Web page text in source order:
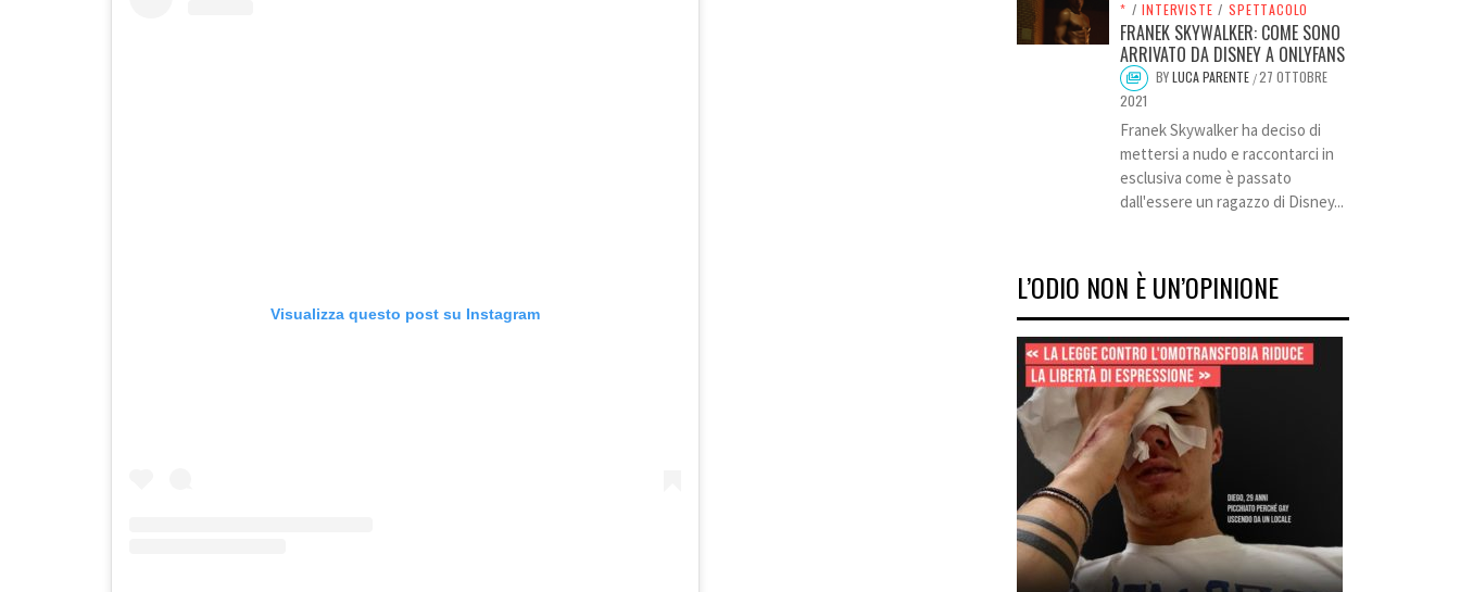
Visualizza questo post su Instagram
* / INTERVISTE / SPETTACOLO
FRANEK SKYWALKER: COME SONO
ARRIVATO DA DISNEY A ONLYFANS
BYLUCA PARENTE /27 OTTOBRE
2021
Franek Skywalker ha deciso di
mettersi a nudo e raccontarci in
esclusiva come è passato
dall'essere un ragazzo di Disney...
L’ODIO NON È UN’OPINIONE